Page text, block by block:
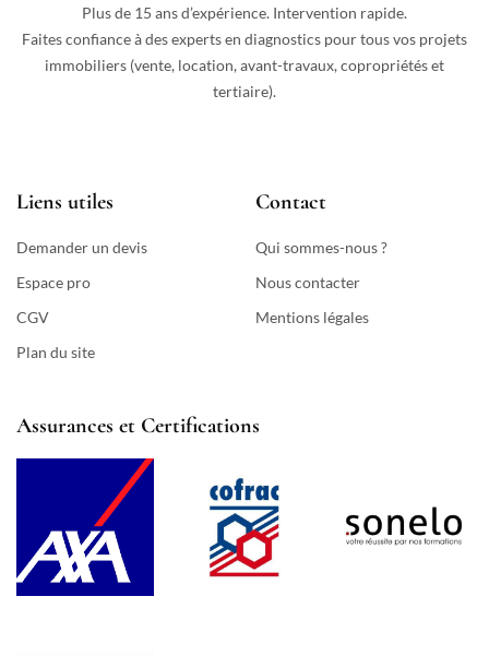
Plus de 15 ans d’expérience. Intervention rapide.
Faites confiance à des experts en diagnostics pour tous vos projets
immobiliers (vente, location, avant-travaux, copropriétés et
tertiaire).
Liens utiles
Demander un devis
Espace pro
CGV
Plan du site
Contact
Qui sommes-nous ?
Nous contacter
Mentions légales
Assurances et Certifications